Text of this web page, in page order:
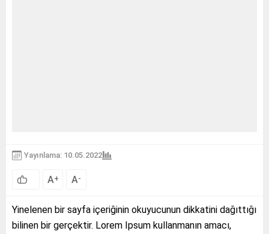
Yayınlama: 10.05.2022
A+ A-
Yinelenen bir sayfa içeriğinin okuyucunun dikkatini dağıttığı
bilinen bir gerçektir. Lorem Ipsum kullanmanın amacı,